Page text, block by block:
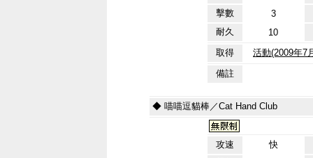
擊數
3
耐久
10
取得
活動(2009年7
備註
◆ 喵喵逗貓棒／Cat Hand Club
攻速
快